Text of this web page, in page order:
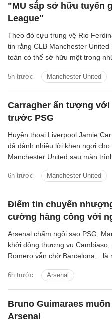
"MU sắp sở hữu tuyến
League"
5h trước Manchester United
Theo đó cựu trung vệ Rio
tin rằng CLB Manchester United
toàn có thể sở hữu một trong
sau khi chứng kiến sự ăn ý giữa
Fernandes và Youri Tielemans.
Carragher ấn tượng với
trước PSG
6h trước Manchester United
Huyền thoại Liverpool Jamie
đã dành nhiều lời khen ngợi cho
Manchester United sau màn
hữu tiền mùa giải với Paris Saint-
Germain.
Điểm tin chuyển
cường hàng công với
6h trước Arsenal
Arsenal chấm ngôi sao PSG,
khởi động thương vụ Cambiaso,
Romero vẫn chờ Barcelona,...là
bóng đá sáng 9/8.
Bruno Guimaraes
Arsenal